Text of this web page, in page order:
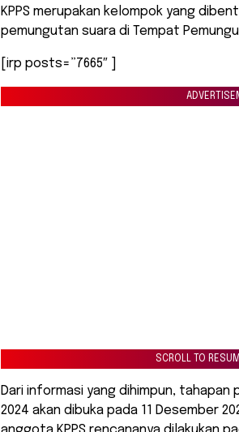
KPPS merupakan kelompok yang
pemungutan suara di Tempat
[irp posts=”7665″ ]
SCROLL TO
Dari informasi yang dihimpun, tahapan
2024 akan dibuka pada 11 Desember